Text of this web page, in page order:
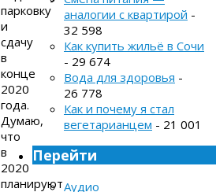
парковку
и
сдачу
в
конце
2020
года.
Думаю,
что
в
2020
планируют
аналогии с квартирой -
32 598
Как купить жильё в Сочи
- 29 674
Вода для здоровья -
26 778
Как и почему я стал
вегетарианцем - 21 001
Перейти
Аудио